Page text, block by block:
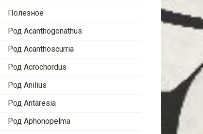
Полезное
Род Acanthogonathus
Род Acanthoscurria
Род Acrochordus
Род Anilius
Род Antaresia
Род Aphonopelma